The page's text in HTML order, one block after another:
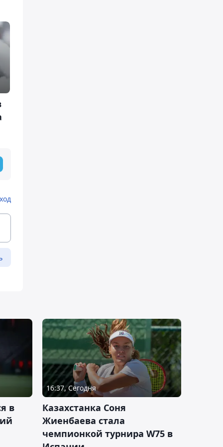
в
16:37, Сегодня
Казахстанка Соня
Жиенбаева стала
чемпионкой турнира W75 в